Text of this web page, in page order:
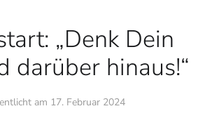
„Denk Dein
darüber hinaus!“
am 17. Februar 2024